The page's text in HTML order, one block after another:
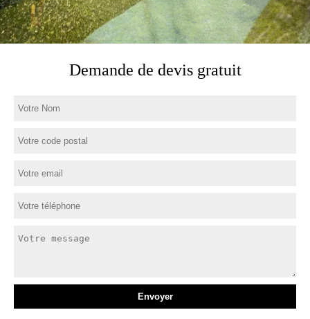
Demande de devis gratuit